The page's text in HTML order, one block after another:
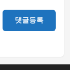
댓글등록